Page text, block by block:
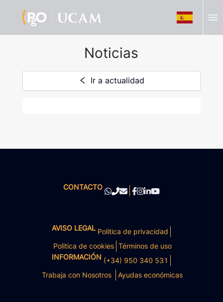
menu
Noticias
Ir a actualidad
CONTACTO
AVISO LEGAL Politica de privacidad
Politica de cookies Términos de uso
INFORMACIÓN (+34) 950 340 531
Trabaja con Nosotros
Ayudas económicas